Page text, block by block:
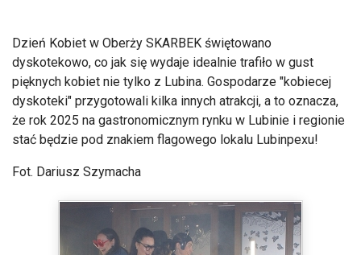
Dzień Kobiet w Oberży SKARBEK świętowano
dyskotekowo, co jak się wydaje idealnie trafiło w gust
pięknych kobiet nie tylko z Lubina. Gospodarze "kobiecej
dyskoteki" przygotowali kilka innych atrakcji, a to oznacza,
że rok 2025 na gastronomicznym rynku w Lubinie i regionie
stać będzie pod znakiem flagowego lokalu Lubinpexu!
Fot. Dariusz Szymacha